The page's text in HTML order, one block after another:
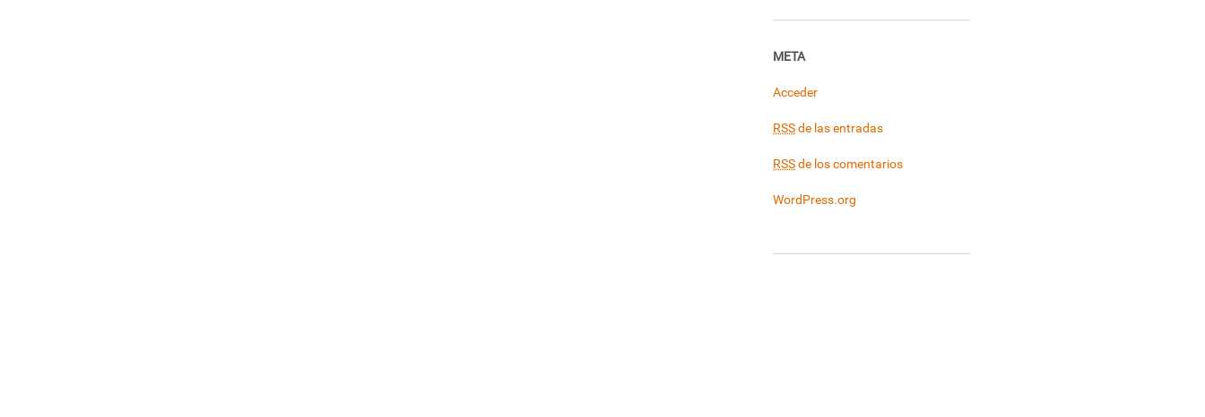
META
Acceder
RSSde las entradas
RSSde los comentarios
WordPress.org